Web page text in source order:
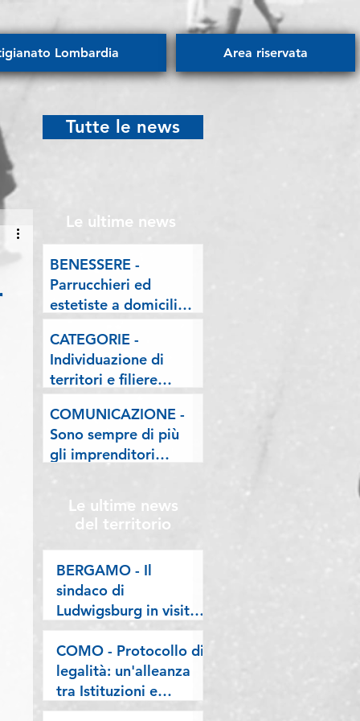
Lombardia Area riservata
Tutte le news
Le ultime news
BENESSERE -
Parrucchieri ed
estetiste a domicilio.
Esposto delle
Associazioni artigiane
lombarde: "Le regole
valgano per tutti"
CATEGORIE -
Individuazione di
territori e filiere
pilota nell'ambito del
"Programma V.E.R.A.
– Ecodesign etico e
valorizzazione delle
COMUNICAZIONE -
Sono sempre di più
gli imprenditori
Lombardia, la nostra
riflessione sulla
stampa
Le ultime news
del territorio
BERGAMO - Il
sindaco di
Ludwigsburg in visita
a Confartigianato
Bergamo: si rafforza
una collaborazione
lunga oltre vent’anni
COMO - Protocollo di
legalità: un'alleanza
tra Istituzioni e
imprese per difendere